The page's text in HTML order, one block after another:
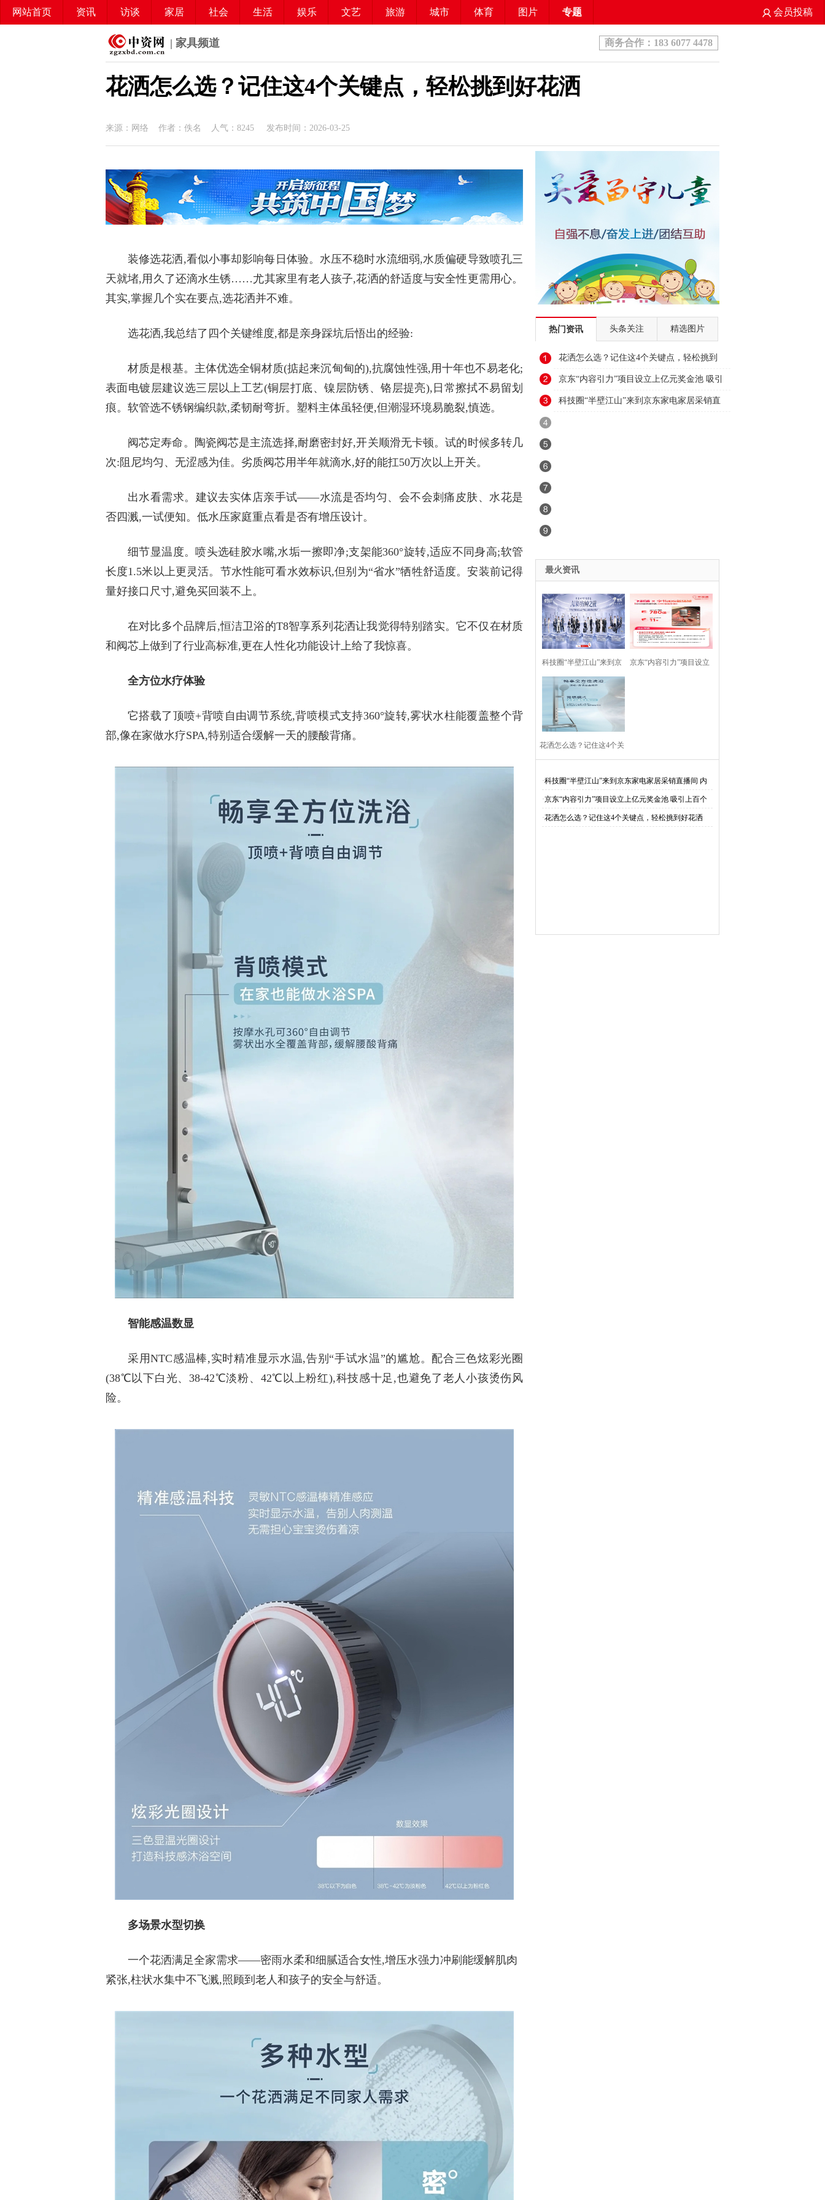
网站首页 资讯 访谈 家居 社会 生活 娱乐 文艺 旅游 城市 体育 图片 专题 会员投稿
| 家具频道 商务合作：183 6077 4478
花洒怎么选？记住这4个关键点，轻松挑到好花洒
来源：网络 作者：佚名 人气： 8245 发布时间：2026-03-25
装修选花洒,看似小事却影响每日体验。水压不稳时水流细弱,水质偏硬导致喷孔三
天就堵,用久了还滴水生锈……尤其家里有老人孩子,花洒的舒适度与安全性更需用心。
其实,掌握几个实在要点,选花洒并不难。
选花洒,我总结了四个关键维度,都是亲身踩坑后悟出的经验:
材质是根基。主体优选全铜材质(掂起来沉甸甸的),抗腐蚀性强,用十年也不易老化;
表面电镀层建议选三层以上工艺(铜层打底、镍层防锈、铬层提亮),日常擦拭不易留划
痕。软管选不锈钢编织款,柔韧耐弯折。塑料主体虽轻便,但潮湿环境易脆裂,慎选。
阀芯定寿命。陶瓷阀芯是主流选择,耐磨密封好,开关顺滑无卡顿。试的时候多转几
次:阻尼均匀、无涩感为佳。劣质阀芯用半年就滴水,好的能扛50万次以上开关。
出水看需求。建议去实体店亲手试——水流是否均匀、会不会刺痛皮肤、水花是
否四溅,一试便知。低水压家庭重点看是否有增压设计。
细节显温度。喷头选硅胶水嘴,水垢一擦即净;支架能360°旋转,适应不同身高;软管
长度1.5米以上更灵活。节水性能可看水效标识,但别为“省水”牺牲舒适度。安装前记得
量好接口尺寸,避免买回装不上。
在对比多个品牌后,恒洁卫浴的T8智享系列花洒让我觉得特别踏实。它不仅在材质
和阀芯上做到了行业高标准,更在人性化功能设计上给了我惊喜。
全方位水疗体验
它搭载了顶喷+背喷自由调节系统,背喷模式支持360°旋转,雾状水柱能覆盖整个背
部,像在家做水疗SPA,特别适合缓解一天的腰酸背痛。
智能感温数显
采用NTC感温棒,实时精准显示水温,告别“手试水温”的尴尬。配合三色炫彩光圈
(38℃以下白光、38-42℃淡粉、42℃以上粉红),科技感十足,也避免了老人小孩烫伤风
险。
多场景水型切换
一个花洒满足全家需求——密雨水柔和细腻适合女性,增压水强力冲刷能缓解肌肉
紧张,柱状水集中不飞溅,照顾到老人和孩子的安全与舒适。
热门资讯 头条关注 精选图片
花洒怎么选？记住这4个关键点，轻松挑到
好花洒
京东“内容引力”项目设立上亿元奖金池 吸引
上百个家电家居商家参与
科技圈“半壁江山”来到京东家电家居采销直
最火资讯
科技圈“半壁江山”来到京
东家电家居采销直播间 内
容生态持续升级
京东“内容引力”项目设立
花洒怎么选？记住这4个关
·科技圈“半壁江山”来到京东家电家居采销直播间 内
容生态持续升级
·京东“内容引力”项目设立上亿元奖金池 吸引上百个
家电家居商家参与
·花洒怎么选？记住这4个关键点，轻松挑到好花洒